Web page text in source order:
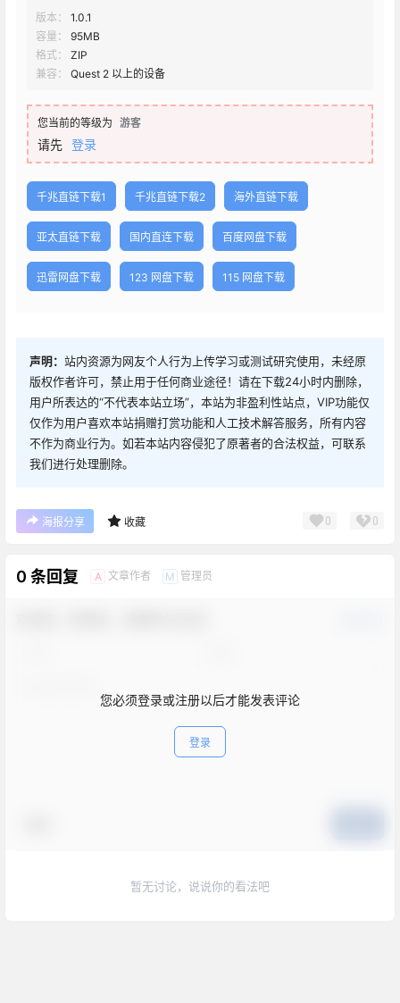
版本：
1.0.1
容量：
95MB
格式：
ZIP
兼容：
Quest 2 以上的设备
您当前的等级为 游客
请先 登录
千兆直链下载1 千兆直链下载2 海外直链下载
亚太直链下载 国内直连下载 百度网盘下载
迅雷网盘下载 123 网盘下载 115 网盘下载
声明： 站内资源为网友个人行为上传学习或测试研究使用，未经原
版权作者许可，禁止用于任何商业途径！请在下载24小时内删除，
用户所表达的“不代表本站立场”，本站为非盈利性站点，VIP功能仅
仅作为用户喜欢本站捐赠打赏功能和人工技术解答服务，所有内容
不作为商业行为。如若本站内容侵犯了原著者的合法权益，可联系
我们进行处理删除。
海报分享 收藏 0 0
0 条回复 A 文章作者 M 管理员
您必须登录或注册以后才能发表评论
登录
暂无讨论，说说你的看法吧